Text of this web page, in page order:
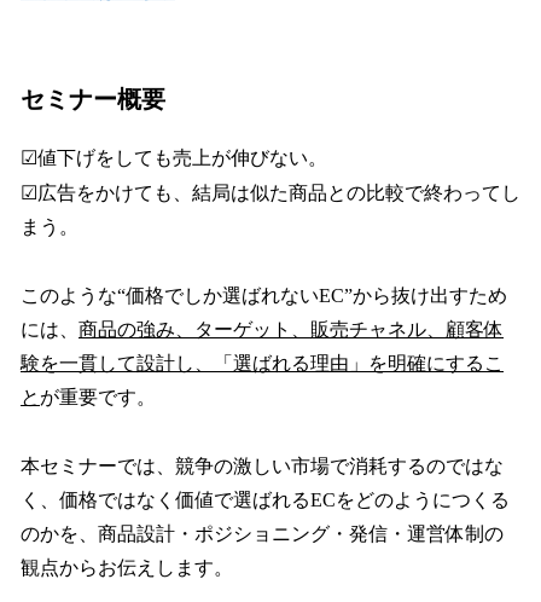
セミナー概要
☑値下げをしても売上が伸びない。
☑広告をかけても、結局は似た商品との比較で終わってし
まう。
このような“価格でしか選ばれないEC”から抜け出すため
には、 商品の強み、ターゲット、販売チャネル、顧客体
験を一貫して設計し、「選ばれる理由」を明確にするこ
と が重要です。
本セミナーでは、競争の激しい市場で消耗するのではな
く、価格ではなく価値で選ばれるECをどのようにつくる
のかを、商品設計・ポジショニング・発信・運営体制の
観点からお伝えします。